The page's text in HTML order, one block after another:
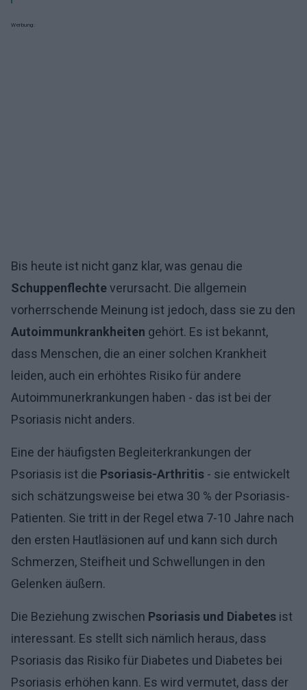
Werbung:
Bis heute ist nicht ganz klar, was genau die
Schuppenflechteverursacht. Die allgemein
vorherrschende Meinung ist jedoch, dass sie zu den
Autoimmunkrankheiten gehört. Es ist bekannt,
dass Menschen, die an einer solchen Krankheit
leiden, auch ein erhöhtes Risiko für andere
Autoimmunerkrankungen haben - das ist bei der
Psoriasis nicht anders.
Eine der häufigsten Begleiterkrankungen der
Psoriasis ist die Psoriasis-Arthritis - sie entwickelt
sich schätzungsweise bei etwa 30 % der Psoriasis-
Patienten. Sie tritt in der Regel etwa 7-10 Jahre nach
den ersten Hautläsionen auf und kann sich durch
Schmerzen, Steifheit und Schwellungen in den
Gelenken äußern.
Die Beziehung zwischen Psoriasis und Diabetes ist
interessant. Es stellt sich nämlich heraus, dass
Psoriasis das Risiko für Diabetes und Diabetes bei
Psoriasis erhöhen kann. Es wird vermutet, dass der